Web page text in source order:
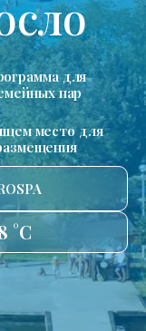
для
пар
место для
°C